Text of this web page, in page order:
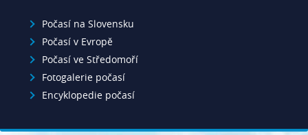
Počasí na Slovensku
Počasí v Evropě
Počasí ve Středomoří
Fotogalerie počasí
Encyklopedie počasí